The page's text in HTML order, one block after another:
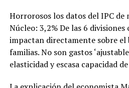
Horrorosos los datos del IPC de
Núcleo: 3,2% De las 6
impactan directamente sobre
familias. No son gastos
elasticidad y escasa capacidad